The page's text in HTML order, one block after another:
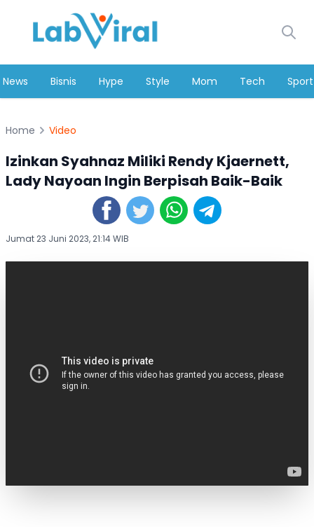
News Bisnis Hype Style Mom Tech Sport
Home Video
Izinkan Syahnaz Miliki Rendy Kjaernett,
Lady Nayoan Ingin Berpisah Baik-Baik
Jumat 23 Juni 2023, 21:14 WIB